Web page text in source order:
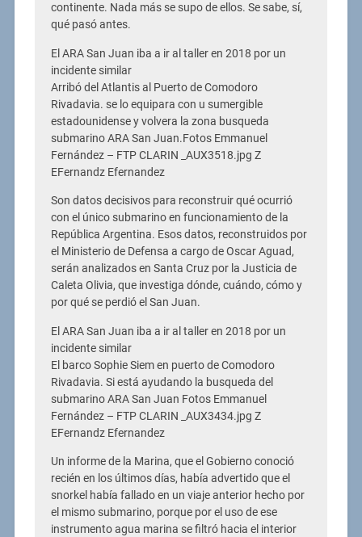
continente. Nada más se supo de ellos. Se sabe, sí,
qué pasó antes.
El ARA San Juan iba a ir al taller en 2018 por un
incidente similar
Arribó del Atlantis al Puerto de Comodoro
Rivadavia. se lo equipara con u sumergible
estadounidense y volvera la zona busqueda
submarino ARA San Juan.Fotos Emmanuel
Fernández – FTP CLARIN _AUX3518.jpg Z
EFernandz Efernandez
Son datos decisivos para reconstruir qué ocurrió
con el único submarino en funcionamiento de la
República Argentina. Esos datos, reconstruidos por
el Ministerio de Defensa a cargo de Oscar Aguad,
serán analizados en Santa Cruz por la Justicia de
Caleta Olivia, que investiga dónde, cuándo, cómo y
por qué se perdió el San Juan.
El ARA San Juan iba a ir al taller en 2018 por un
incidente similar
El barco Sophie Siem en puerto de Comodoro
Rivadavia. Si está ayudando la busqueda del
submarino ARA San Juan Fotos Emmanuel
Fernández – FTP CLARIN _AUX3434.jpg Z
EFernandz Efernandez
Un informe de la Marina, que el Gobierno conoció
recién en los últimos días, había advertido que el
snorkel había fallado en un viaje anterior hecho por
el mismo submarino, porque por el uso de ese
instrumento agua marina se filtró hacia el interior